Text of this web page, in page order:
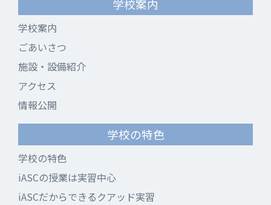
学校案内
学校案内
ごあいさつ
施設・設備紹介
アクセス
情報公開
学校の特色
学校の特色
iASCの授業は実習中心
iASCだからできるクアッド実習